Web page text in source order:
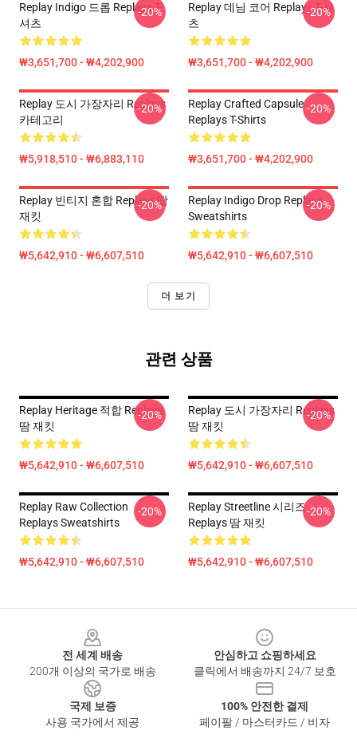
Replay Indigo 드롭 Replays T-
셔츠
₩3,651,700 - ₩4,202,900
-20%
Replay 데님 코어 Replays T-셔
츠
₩3,651,700 - ₩4,202,900
-20%
Replay 도시 가장자리 Replays
카테고리
₩5,918,510 - ₩6,883,110
-20%
Replay Crafted Capsule
Replays T-Shirts
₩3,651,700 - ₩4,202,900
-20%
Replay 빈티지 혼합 Replays 땀
재킷
₩5,642,910 - ₩6,607,510
-20%
Replay Indigo Drop Replays
Sweatshirts
₩5,642,910 - ₩6,607,510
-20%
더 보기
관련 상품
Replay Heritage 적합 Replays
땀 재킷
₩5,642,910 - ₩6,607,510
-20%
Replay 도시 가장자리 Replays
땀 재킷
₩5,642,910 - ₩6,607,510
-20%
Replay Raw Collection
Replays Sweatshirts
₩5,642,910 - ₩6,607,510
-20%
Replay Streetline 시리즈
Replays 땀 재킷
₩5,642,910 - ₩6,607,510
-20%
전 세계 배송
200개 이상의 국가로 배송
안심하고 쇼핑하세요
클릭에서 배송까지 24/7 보호
국제 보증
사용 국가에서 제공
100% 안전한 결제
페이팔 / 마스터카드 / 비자